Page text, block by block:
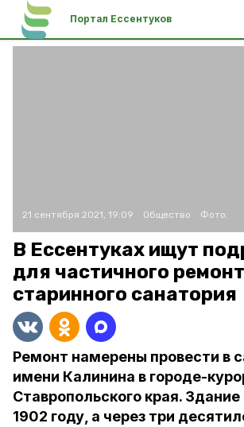
Портал Ессентуков
21 сентября 2021, 19:09 Общество Фото:
В Ессентуках ищут
для частичного
старинного санатория
Ремонт намерены провести в
имени Калинина в городе-
Ставропольского края. Здание
1902 году, а через три